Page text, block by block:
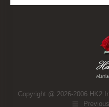
Copyright @ 2026-2006 HK2